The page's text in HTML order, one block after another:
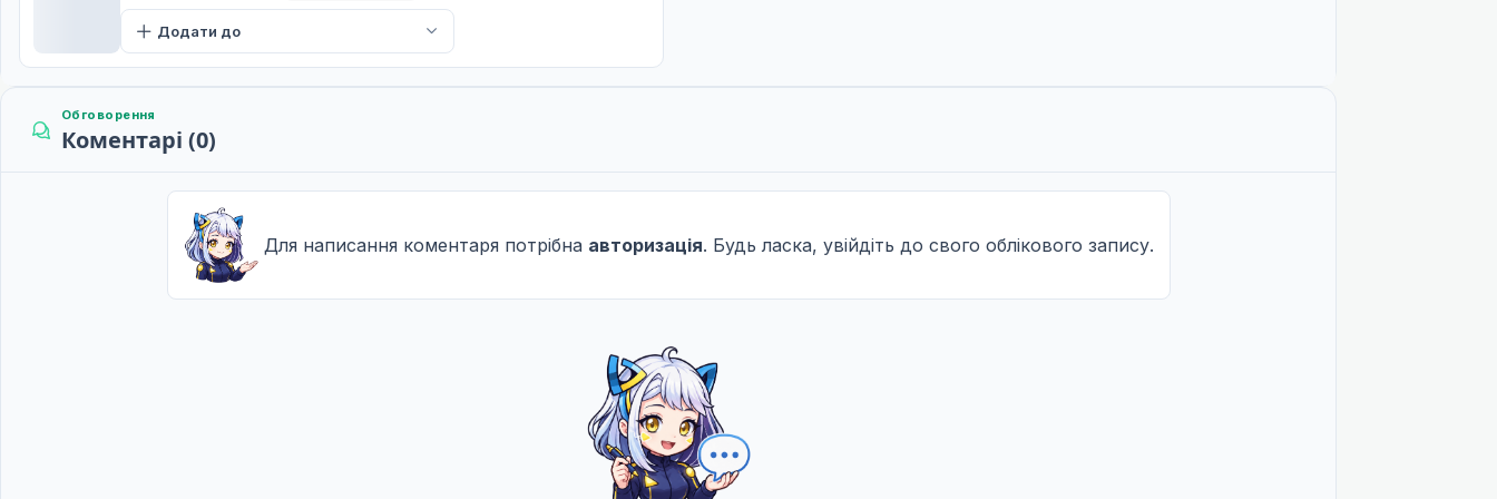
Рішення
15 черв. 2014
Суперник
Грізні суперники
Відродження
Додати до
Обговорення
Коментарі (0)
Для написання коментаря потрібна авторизація. Будь ласка, увійдіть до свого облікового запису.